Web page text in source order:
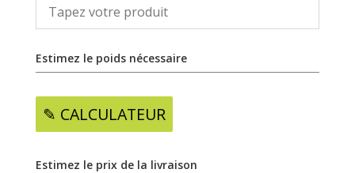
Estimez le poids nécessaire
✎ CALCULATEUR
Estimez le prix de la livraison